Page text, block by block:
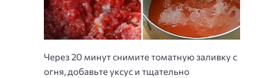
Через 20 минут снимите томатную заливку с
огня, добавьте уксус и тщательно